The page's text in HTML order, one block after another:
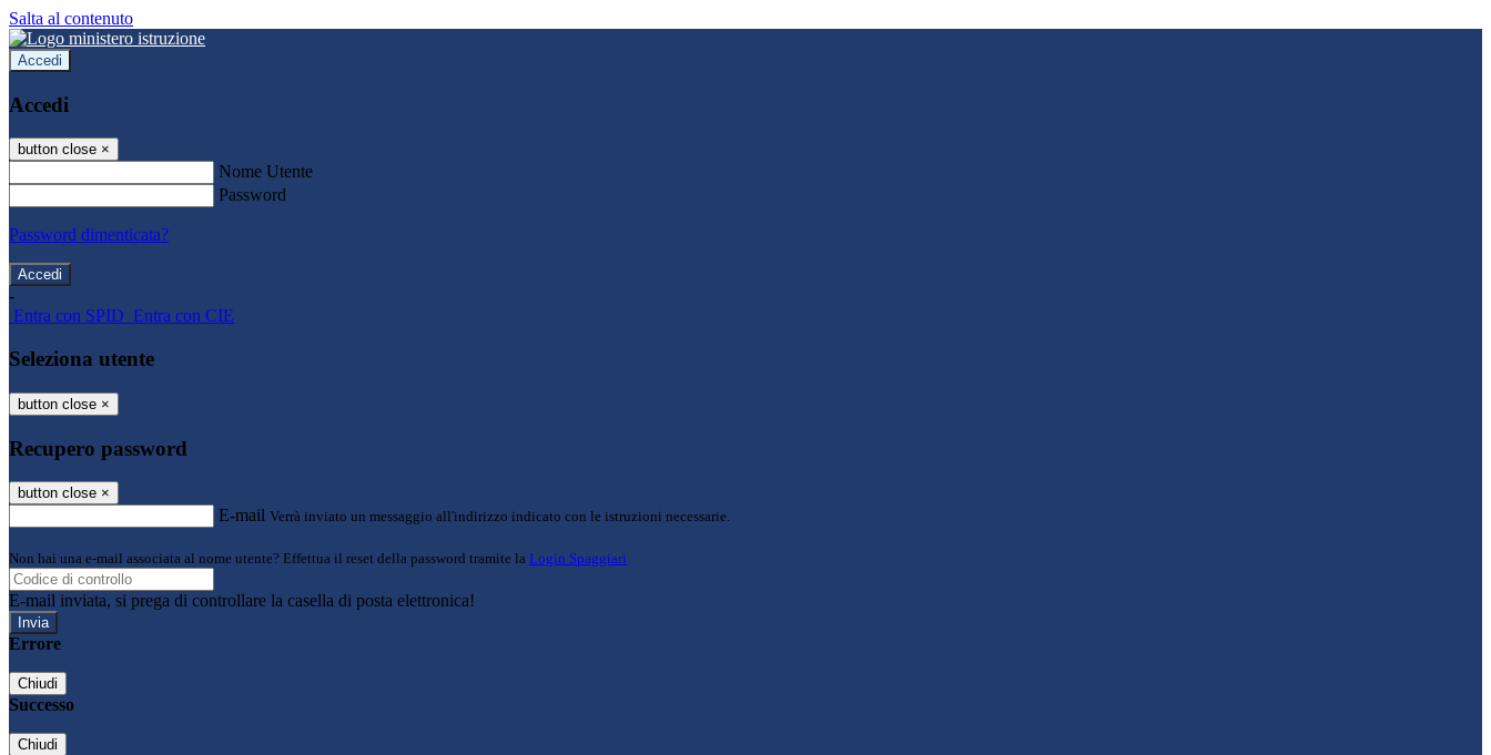
Salta al contenuto
Accedi
Accedi
button close ×
Nome Utente
Password
Password dimenticata?
-
Entra con SPID Entra con CIE
Seleziona utente
button close ×
Recupero password
button close ×
E-mail Verrà inviato un messaggio all'indirizzo indicato con le istruzioni necessarie.
Non hai una e-mail associata al nome utente? Effettua il reset della password tramite la Login Spaggiari
E-mail inviata, si prega di controllare la casella di posta elettronica!
Errore
Chiudi
Successo
Chiudi